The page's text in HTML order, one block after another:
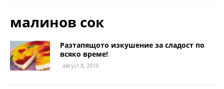
малинов сок
Разтапящото изкушение за сладост по
всяко време!
август 8, 2019